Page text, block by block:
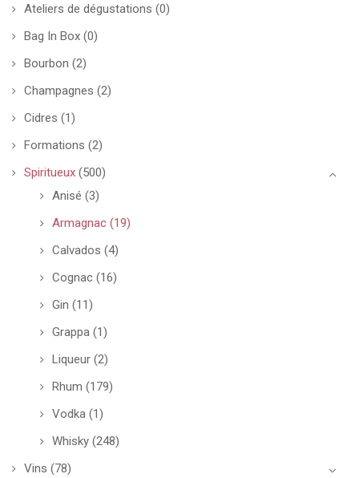
Ateliers de dégustations (0)
Bag In Box (0)
Bourbon (2)
Champagnes (2)
Cidres (1)
Formations (2)
Spiritueux (500)
Anisé (3)
Armagnac (19)
Calvados (4)
Cognac (16)
Gin (11)
Grappa (1)
Liqueur (2)
Rhum (179)
Vodka (1)
Whisky (248)
Vins (78)